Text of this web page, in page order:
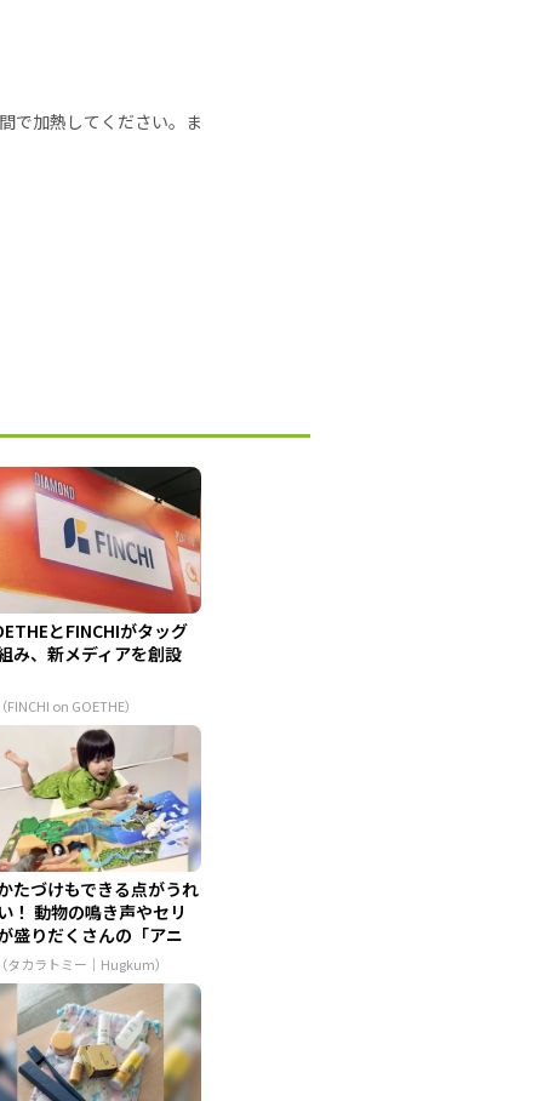
で加熱してください。ま
とFINCHIがタッグ
み、新メディアを創設
FINCHI on GOETHE）
たづけもできる点がうれ
！ 動物の鳴き声やセリ
盛りだくさんの「アニ
...
タカラトミー｜Hugkum）